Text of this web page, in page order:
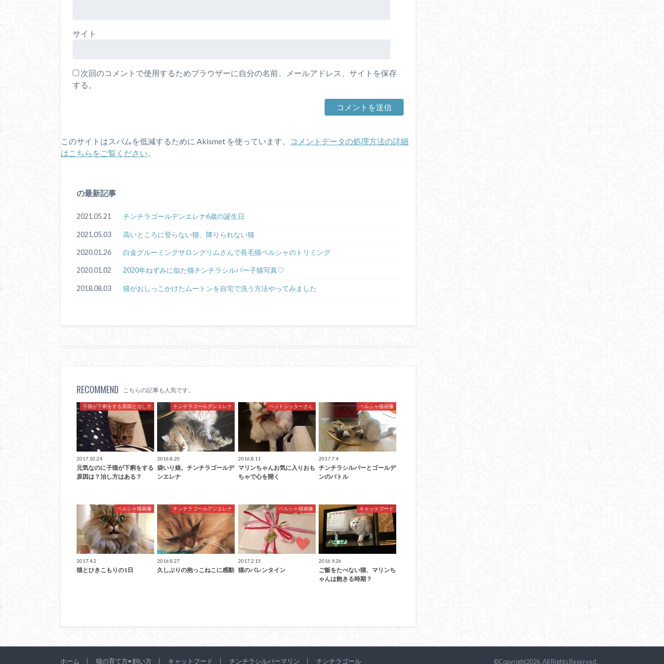
サイト
次回のコメントで使用するためブラウザーに自分の名前、メールアドレス、サイトを保存
する。
このサイトはスパムを低減するために Akismet を使っています。
コメントデータの処理方法の詳細
はこちらをご覧ください。
の最新記事
2021.05.21 チンチラゴールデンエレナ6歳の誕生日
2021.05.03 高いところに登らない猫、降りられない猫
2020.01.26 白金グルーミングサロングリムさんで長毛猫ペルシャのトリミング
2020.01.02 2020年ねずみに似た猫チンチラシルバー子猫写真♡
2018.08.03 猫がおしっこかけたムートンを自宅で洗う方法やってみました
RECOMMEND こちらの記事も人気です。
子猫が下痢をする原因と治し方
2017.10.24
元気なのに子猫が下痢をする
原因は？治し方はある？
チンチラゴールデンエレナ
2016.8.20
袋いり娘。チンチラゴールデ
ンエレナ
ペットシッターさん
2016.8.11
マリンちゃんお気に入りおも
ちゃで心を開く
ペルシャ猫画像
2017.7.4
チンチラシルバーとゴールデ
ンのバトル
ペルシャ猫画像
2017.4.2
猫とひきこもりの1日
チンチラゴールデンエレナ
2016.8.27
久しぶりの抱っこねこに感動
ペルシャ猫画像
2017.2.15
猫のバレンタイン
キャットフード
2016.9.26
ご飯をたべない猫、マリンち
ゃんは飽きる時期？
ホーム 猫の育て方• 飼い方 キャットフード チンチラシルバーマリン チンチラゴール ©Copyright2026.All Rights Reserved.